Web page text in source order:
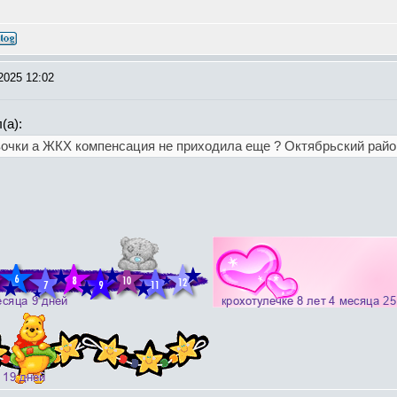
12:02
а ЖКХ компенсация не приходила еще ? Октябрьский